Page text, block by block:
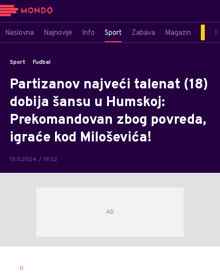
Naslovna Najnovije Info Sport Zabava Magazin
Sport Fudbal
Partizanov najveći talenat (18)
dobija šansu u Humskoj:
Prekomandovan zbog povreda,
igraće kod Miloševića!
15.11.2024. / 19:52
AUTOR
0